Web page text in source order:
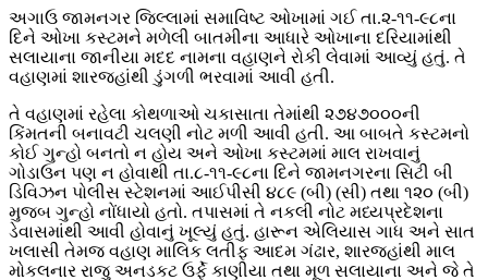
અગાઉ જામનગર જિલ્લામાં સમાવિષ્ટ ઓખામાં ગઈ તા.૨-૧૧-૯૮ના
દિને ઓખા કસ્ટમને મળેલી બાતમીના આધારે ઓખાના દરિયામાંથી
સલાયાના જાનીયા મદદ નામના વહાણને રોકી લેવામાં આવ્યું હતું. તે
વહાણમાં શારજહાંથી ડુંગળી ભરવામાં આવી હતી.
તે વહાણમાં રહેલા કોથળાઓ ચકાસાતા તેમાંથી ૨૭૪૭૦૦૦ની
કિંમતની બનાવટી ચલણી નોટ મળી આવી હતી. આ બાબતે કસ્ટમનો
કોઈ ગુન્હો બનતો ન હોય અને ઓખા કસ્ટમમાં માલ રાખવાનું
ગોડાઉન પણ ન હોવાથી તા.૮-૧૧-૯૮ના દિને જામનગરના સિટી બી
ડિવિઝન પોલીસ સ્ટેશનમાં આઈપીસી ૪૮૯ (બી) (સી) તથા ૧૨૦ (બી)
મુજબ ગુન્હો નોંધાયો હતો. તપાસમાં તે નકલી નોટ મધ્યપ્રદેશના
ડેવાસમાંથી આવી હોવાનું ખૂલ્યું હતું. હારૂન એલિયાસ ગાધ અને સાત
ખલાસી તેમજ વહાણ માલિક લતીફ આદમ ગંઢાર, શારજહાંથી માલ
મોકલનાર રાજુ અનડકટ ઉર્ફે કાણીયા તથા મૂળ સલાયાના અને જે તે